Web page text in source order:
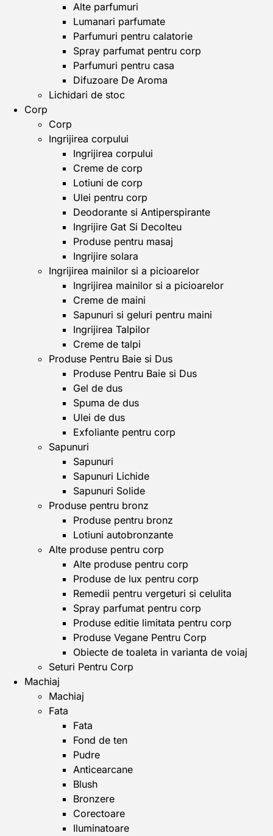
Alte parfumuri
Lumanari parfumate
Parfumuri pentru calatorie
Spray parfumat pentru corp
Parfumuri pentru casa
Difuzoare De Aroma
Lichidari de stoc
Corp
Corp
Ingrijirea corpului
Ingrijirea corpului
Creme de corp
Lotiuni de corp
Ulei pentru corp
Deodorante si Antiperspirante
Ingrijire Gat Si Decolteu
Produse pentru masaj
Ingrijire solara
Ingrijirea mainilor si a picioarelor
Ingrijirea mainilor si a picioarelor
Creme de maini
Sapunuri si geluri pentru maini
Ingrijirea Talpilor
Creme de talpi
Produse Pentru Baie si Dus
Produse Pentru Baie si Dus
Gel de dus
Spuma de dus
Ulei de dus
Exfoliante pentru corp
Sapunuri
Sapunuri
Sapunuri Lichide
Sapunuri Solide
Produse pentru bronz
Produse pentru bronz
Lotiuni autobronzante
Alte produse pentru corp
Alte produse pentru corp
Produse de lux pentru corp
Remedii pentru vergeturi si celulita
Spray parfumat pentru corp
Produse editie limitata pentru corp
Produse Vegane Pentru Corp
Obiecte de toaleta in varianta de voiaj
Seturi Pentru Corp
Machiaj
Machiaj
Fata
Fata
Fond de ten
Pudre
Anticearcane
Blush
Bronzere
Corectoare
Iluminatoare